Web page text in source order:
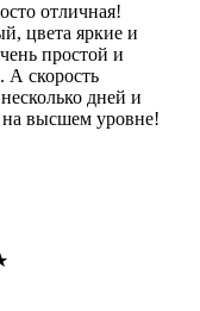
отличная!
цвета яркие и
простой и
А скорость
дней и
высшем уровне!